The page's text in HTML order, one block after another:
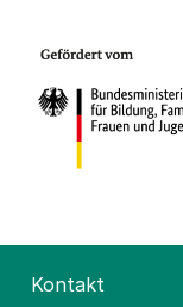
Kontakt